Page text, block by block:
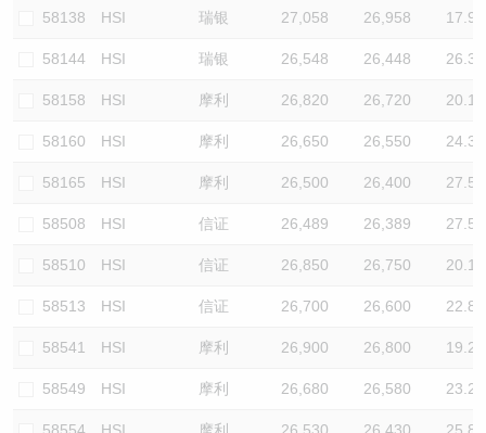
58138 HSI 瑞银 27,058 26,958 17.9
58144 HSI 瑞银 26,548 26,448 26.3
58158 HSI 摩利 26,820 26,720 20.1
58160 HSI 摩利 26,650 26,550 24.3
58165 HSI 摩利 26,500 26,400 27.5
58508 HSI 信证 26,489 26,389 27.5
58510 HSI 信证 26,850 26,750 20.1
58513 HSI 信证 26,700 26,600 22.8
58541 HSI 摩利 26,900 26,800 19.2
58549 HSI 摩利 26,680 26,580 23.2